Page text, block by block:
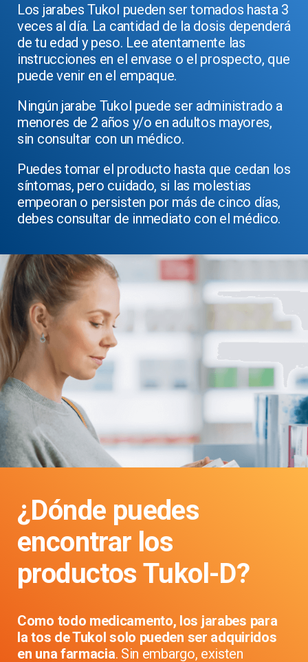
Los jarabes Tukol pueden ser tomados hasta 3
veces al día. La cantidad de la dosis dependerá
de tu edad y peso. Lee atentamente las
instrucciones en el envase o el prospecto, que
puede venir en el empaque.
Ningún jarabe Tukol puede ser administrado a
menores de 2 años y/o en adultos mayores,
sin consultar con un médico.
Puedes tomar el producto hasta que cedan los
síntomas, pero cuidado, si las molestias
empeoran o persisten por más de cinco días,
debes consultar de inmediato con el médico.
¿Dónde puedes
encontrar los
productos Tukol-D?
Como todo medicamento, los jarabes para
la tos de Tukol solo pueden ser adquiridos
en una farmacia. Sin embargo, existen